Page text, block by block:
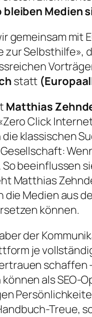
bleiben Medien
gemeinsam
zur Selbsthilfe»,
statt
Matthias
Click
klassischen
So beeinflussen
Matthias
Medien aus
können.
der
je
als SEO-
Treue,